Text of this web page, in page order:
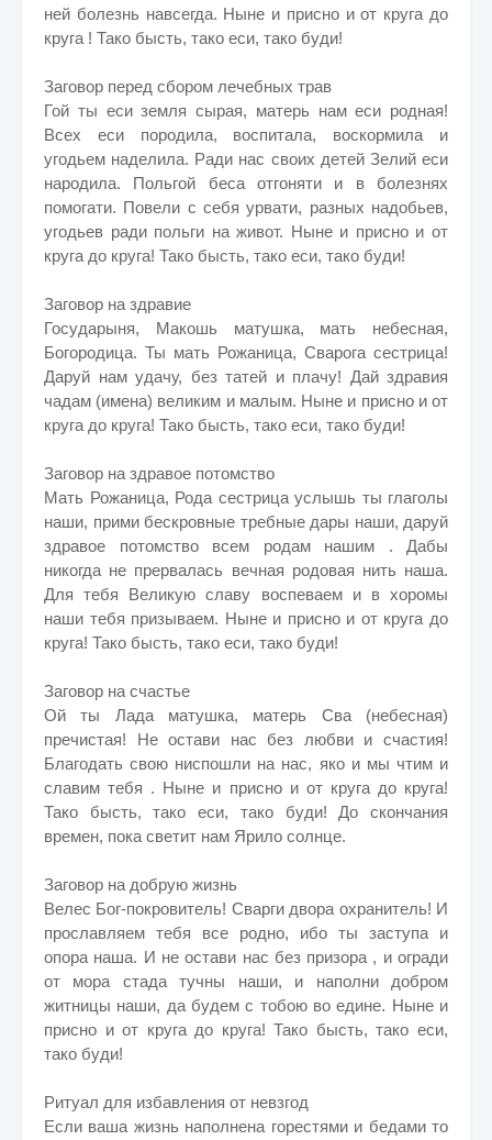
ней болезнь навсегда. Ныне и присно и от круга до
круга ! Тако бысть, тако еси, тако буди!
Заговор перед сбором лечебных трав
Гой ты еси земля сырая, матерь нам еси родная!
Всех еси породила, воспитала, воскормила и
угодьем наделила. Ради нас своих детей Зелий еси
народила. Польгой беса отгоняти и в болезнях
помогати. Повели с себя урвати, разных надобьев,
угодьев ради польги на живот. Ныне и присно и от
круга до круга! Тако бысть, тако еси, тако буди!
Заговор на здравие
Государыня, Макошь матушка, мать небесная,
Богородица. Ты мать Рожаница, Сварога сестрица!
Даруй нам удачу, без татей и плачу! Дай здравия
чадам (имена) великим и малым. Ныне и присно и от
круга до круга! Тако бысть, тако еси, тако буди!
Заговор на здравое потомство
Мать Рожаница, Рода сестрица услышь ты глаголы
наши, прими бескровные требные дары наши, даруй
здравое потомство всем родам нашим . Дабы
никогда не прервалась вечная родовая нить наша.
Для тебя Великую славу воспеваем и в хоромы
наши тебя призываем. Ныне и присно и от круга до
круга! Тако бысть, тако еси, тако буди!
Заговор на счастье
Ой ты Лада матушка, матерь Сва (небесная)
пречистая! Не остави нас без любви и счастия!
Благодать свою ниспошли на нас, яко и мы чтим и
славим тебя . Ныне и присно и от круга до круга!
Тако бысть, тако еси, тако буди! До скончания
времен, пока светит нам Ярило солнце.
Заговор на добрую жизнь
Велес Бог-покровитель! Сварги двора охранитель! И
прославляем тебя все родно, ибо ты заступа и
опора наша. И не остави нас без призора , и огради
от мора стада тучны наши, и наполни добром
житницы наши, да будем с тобою во едине. Ныне и
присно и от круга до круга! Тако бысть, тако еси,
тако буди!
Ритуал для избавления от невзгод
Если ваша жизнь наполнена горестями и бедами то